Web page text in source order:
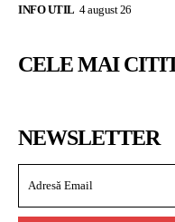
INFO UTIL 4 august 26
CELE MAI
NEWSLETTER